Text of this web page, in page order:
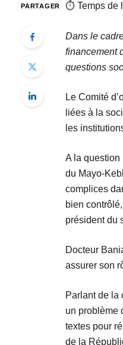
PARTAGER ⏱ Temps de
Dans le
financement
questions
Le Comité
liées à la
les
A la question
du Mayo-
complices
bien
président du
Docteur
assurer son
Parlant de la
un problème
textes pour
de la